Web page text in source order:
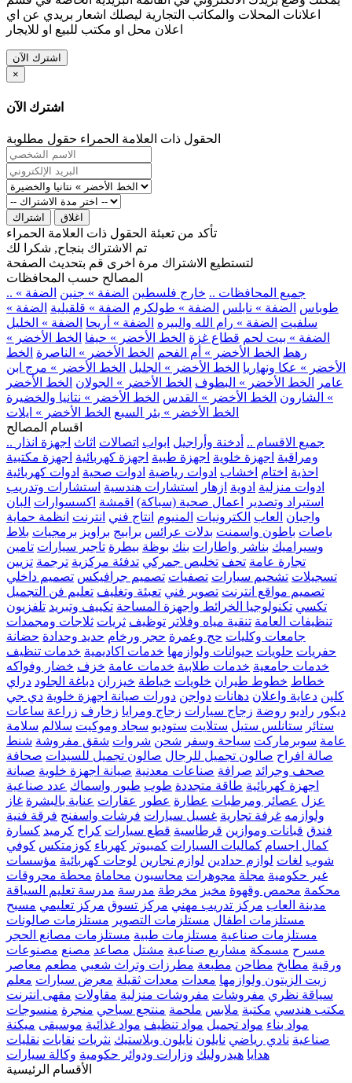
اعلانات المحلات والمكاتب التجارية ليصلك اشعار بريدي عن اي
اعلان محل او مكتب للبيع او للايجار
اشترك الآن
×
اشترك الآن
الحقول ذات العلامة الحمراء حقول مطلوبة
اشتراك اغلاق
تأكد من تعبئة الحقول ذات العلامة الحمراء
تم الاشتراك بنجاح, شكرا لك
لتستطيع الاشتراك مرة اخرى قم بتحديث الصفحة
المصالح حسب المحافظات
.. جميع المحافظات .. خارج فلسطين الضفة » جنين الضفة »
طوباس الضفة » نابلس الضفة » طولكرم الضفة » قلقيلية الضفة »
سلفيت الضفة » رام الله والبيره الضفة » أريحا الضفة » الخليل
الضفة » بيت لحم قطاع غزة الخط الأخضر » حيفا الخط الأخضر »
رهط الخط الأخضر » أم الفحم الخط الأخضر » الناصرة الخط
الأخضر » عكا ونهاريا الخط الأخضر » الجليل الخط الأخضر » مرج ابن
عامر
الخط الأخضر » البطوف الخط الأخضر » الجولان الخط الأخضر
» الشارون الخط الأخضر » القدس الخط الأخضر » نتانيا والخضيرة
الخط الأخضر » بئر السبع الخط الأخضر » ايلات
اقسام المصالح
.. جميع الاقسام .. أدخنة وأراجيل ابواب اتصالات اثاث اجهزة انذار
ومراقبة اجهزة خلوية اجهزة طبية اجهزة كهربائية اجهزة مكتبية
احذية اختام اخشاب ادوات رياضية ادوات صحية ادوات كهربائية
ادوات منزلية ادوية ازهار استشارات هندسية استشارات وتدريب
استيراد وتصدير
اعمال صحية (سباكة) اقمشة اكسسوارات البان
واجبان العاب الكترونيات المنيوم انتاج فني انترنت انظمة حماية
باصات باطون واسمنت بدلات عرائس برابيج براويز برمجيات بلاط
وسيراميك بناشر واطارات بنك بوظة بيطرة تاجير سيارات تامين
تجارة عامة تحف تخليص جمركي تدفئة مركزية ترجمة تزيين
تسجيلات تشحيم سيارات تصفيات تصميم جرافيكس تصميم داخلي
تصميم مواقع انترنت تصوير فني تعبئة وتغليف تعليم فن التجميل
تكسي تكنولوجيا الخرائط واجهزة المساحة تكييف وتبريد تلفزيون
تنظيفات العامة تنقية مياه وفلاتر توظيف ثريات ثلاجات ومجمدات
جامعات وكليات حج وعمرة حجر ورخام حديد وحدادة حضانة
حفريات حلويات حيوانات ولوازمها خدمات اكاديمية خدمات تنظيف
خدمات جامعية خدمات طلابية خدمات عامة خزف خضار وفواكه
خطاط خطوط طيران خلويات خياطة خيزران دباغة الجلود دراي
كلين دعاية واعلان دهانات دواجن دورات صيانة اجهزة خلوية دي جي
ديكور راديو روضة زجاج سيارات زجاج ومرايا زخارف زراعة ساعات
ستائر ستانلس ستيل ستلايت ستوديو سجاد وموكيت سلالم سلامة
عامة سوبرماركت سياحة وسفر شحن شروات شقق مفروشة شنط
صالة افراح صالون تجميل للرجال صالون تجميل للسيدات صحافة
صحف وجرائد صرافة صناعات معدنية صيانة اجهزة خلوية صيانة
اجهزة كهربائية طاقة متجددة طوب طيور واسماك عدد صناعية
عزل عصائر ومرطبات عطارة عطور عقارات عناية بالبشرة غاز
ولوازمه غرفة تجارية غسيل سيارات فرشات واسفنج فرقة فنية
فندق قبانات وموازين قرطاسية قطع سيارات كراج كرميد كسارة
كمال اجسام كماليات السيارات كمبيوتر كهرباء كوزمتكس كوفي
شوب لغات لوازم حدادين لوازم نجارين لوحات كهربائية مؤسسات
غير حكومية مجلة مجوهرات محاسبون محاماة محطة محروقات
محكمة محمص وقهوة مخبز مخرطة مدرسة مدرسة تعليم السياقة
مدينة العاب مركز تدريب مهني مركز تسوق مركز تعليمي مسبح
مستلزمات اطفال مستلزمات التصوير مستلزمات صالونات
مستلزمات صناعية مستلزمات طبية مستلزمات مصانع الحجر
مسرح مسمكة مشاريع صناعية مشتل مصاعد مصنع مصنوعات
ورقية مطابخ مطاحن مطبعة مطرزات وتراث شعبي مطعم معاصر
زيت الزيتون ولوازمها معدات معدات ثقيلة معرض سيارات معلم
سياقة نظري مفروشات مفروشات منزلية مقاولات مقهى انترنت
مكتب هندسي مكتبة ملابس ملحمة منتجع سياحي منجرة منسوجات
مواد بناء مواد تجميل مواد تنظيف مواد غذائية موسيقى ميكنة
صناعية نادي رياضي نايلون نايلون وبلاستيك نثريات نقابات نقليات
هدايا هيدروليك وزارات ودوائر حكومية وكالة سيارات
الأقسام الرئيسية